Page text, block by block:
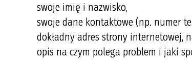
swoje imię i nazwisko,
swoje dane kontaktowe (np. numer
dokładny adres strony internetowej,
opis na czym polega problem i jaki